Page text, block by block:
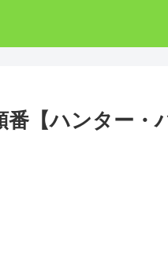
番【ハンター・